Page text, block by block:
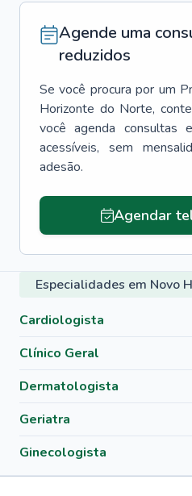
Agende uma
reduzidos
Se você procura por um
Horizonte do Norte,
você agenda consultas
acessíveis, sem
adesão.
Agendar
Especialidades em Novo
Cardiologista
Clínico Geral
Dermatologista
Geriatra
Ginecologista